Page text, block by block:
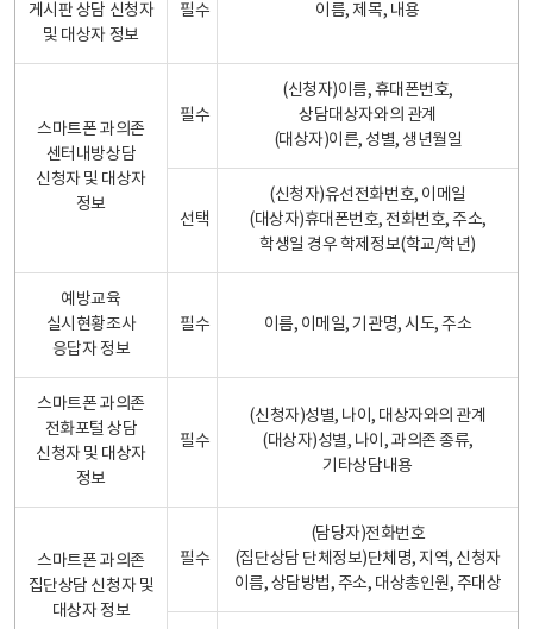
게시판 상담 신청자
및 대상자 정보
필수 이름, 제목, 내용
스마트폰 과의존
센터내방상담
신청자 및 대상자
정보
필수
(신청자)이름, 휴대폰번호,
상담대상자와의 관계
(대상자)이른, 성별, 생년월일
선택
(신청자)유선전화번호, 이메일
(대상자)휴대폰번호, 전화번호, 주소,
학생일 경우 학제정보(학교/학년)
예방교육
실시현황조사
응답자 정보
필수 이름, 이메일, 기관명, 시도, 주소
스마트폰 과의존
전화포털 상담
신청자 및 대상자
정보
필수
(신청자)성별, 나이, 대상자와의 관계
(대상자)성별, 나이, 과의존 종류,
기타상담내용
스마트폰 과의존
집단상담 신청자 및
대상자 정보
필수
(담당자)전화번호
(집단상담 단체정보)단체명, 지역, 신청자
이름, 상담방법, 주소, 대상총인원, 주대상